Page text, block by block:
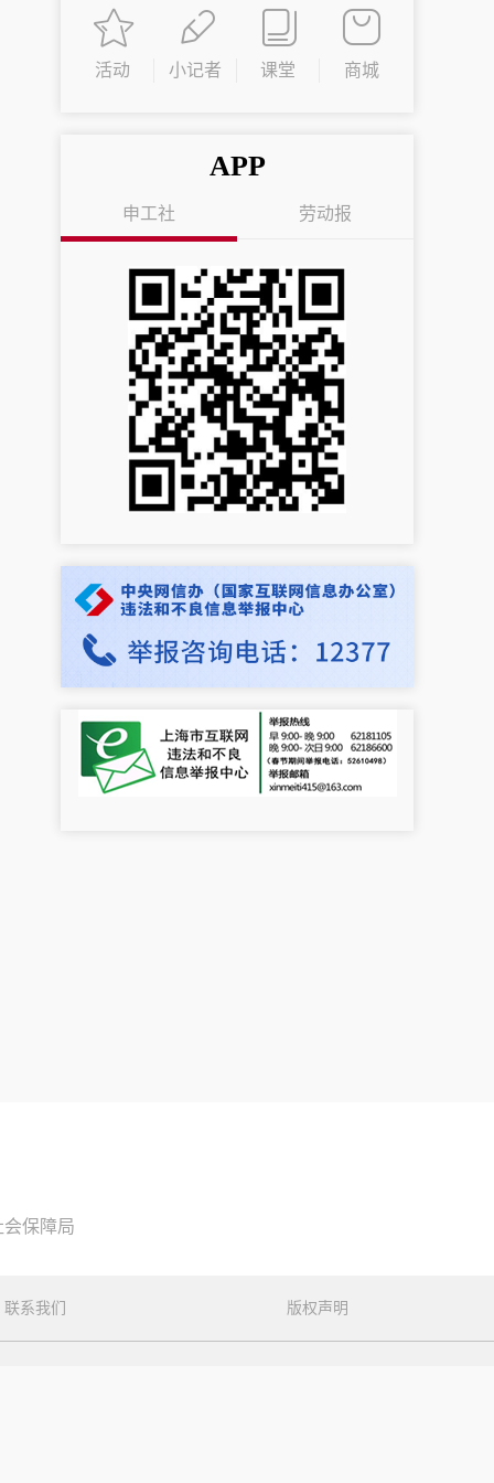
活动 小记者 课堂 商城
APP
申工社 劳动报
保障局
联系我们 版权声明